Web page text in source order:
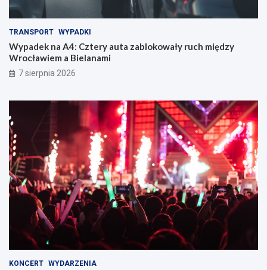
TRANSPORT WYPADKI
Wypadek na A4: Cztery auta zablokowały ruch między
Wrocławiem a Bielanami
7 sierpnia 2026
KONCERT WYDARZENIA